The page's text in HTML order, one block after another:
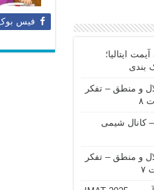
فیس
ایتالیا؛
و منطق – تفکر
– کانال شیمی
و منطق – تفکر